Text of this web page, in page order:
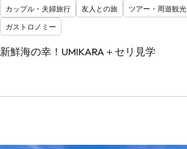
カップル・夫婦旅行
友人との旅
ツアー・周遊観光
ガストロノミー
新鮮海の幸！UMIKARA＋セリ見学